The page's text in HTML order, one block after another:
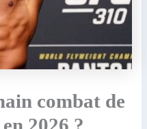
combat de